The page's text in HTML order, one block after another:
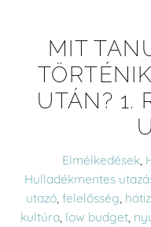
MIT
UTÁN? 1.
Elmélkedések,
Hulladékmentes
utazó, felelősség,
kultúra, low budget,